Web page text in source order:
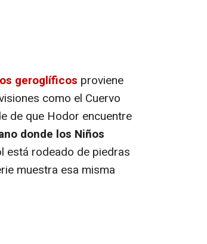
geroglíficos proviene
como el Cuervo
de que Hodor encuentre
donde los Niños
está rodeado de piedras
muestra esa misma